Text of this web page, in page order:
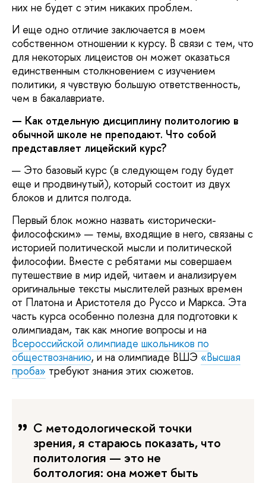
них не будет с этим никаких проблем.
И еще одно отличие заключается в моем
собственном отношении к курсу. В связи с тем, что
для некоторых лицеистов он может оказаться
единственным столкновением с изучением
политики, я чувствую большую ответственность,
чем в бакалавриате.
— Как отдельную дисциплину политологию в
обычной школе не преподают. Что собой
представляет лицейский курс?
— Это базовый курс (в следующем году будет
еще и продвинутый), который состоит из двух
блоков и длится полгода.
Первый блок можно назвать «исторически-
философским» — темы, входящие в него, связаны с
историей политической мысли и политической
философии. Вместе с ребятами мы совершаем
путешествие в мир идей, читаем и анализируем
оригинальные тексты мыслителей разных времен
от Платона и Аристотеля до Руссо и Маркса. Эта
часть курса особенно полезна для подготовки к
олимпиадам, так как многие вопросы и на
Всероссийской олимпиаде школьников по
обществознанию, и на олимпиаде ВШЭ «Высшая
проба» требуют знания этих сюжетов.
С методологической точки
зрения, я стараюсь показать, что
политология — это не
болтология: она может быть